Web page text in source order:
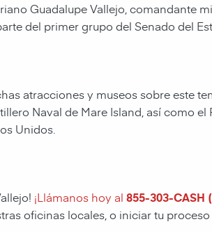
Guadalupe Vallejo, comandante
del primer grupo del Senado del
atracciones y museos sobre este
Naval de Mare Island, así como
Unidos.
¡Llámanos hoy al 855-303-CASH
oficinas locales, o iniciar tu